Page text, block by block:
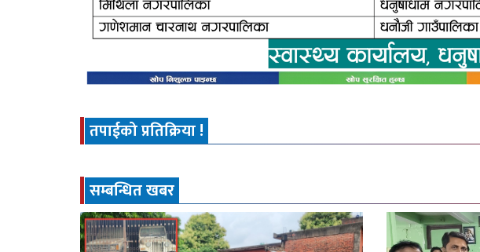
तपाईको प्रतिक्रिया !
सम्बन्धित खबर